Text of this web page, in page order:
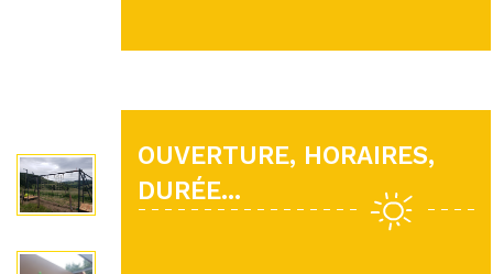
OUVERTURE, HORAIRES,
DURÉE...